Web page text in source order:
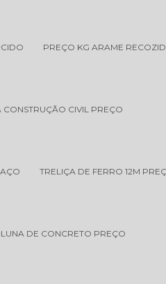
PREÇO KG ARAME
CONSTRUÇÃO CIVIL PREÇO
TRELIÇA DE FERRO 12M
DE CONCRETO PREÇO